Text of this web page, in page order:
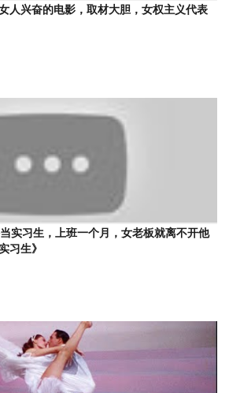
人兴奋的电影，取材大胆，女权主义代表
实习生，上班一个月，女老板就离不开他
习生》